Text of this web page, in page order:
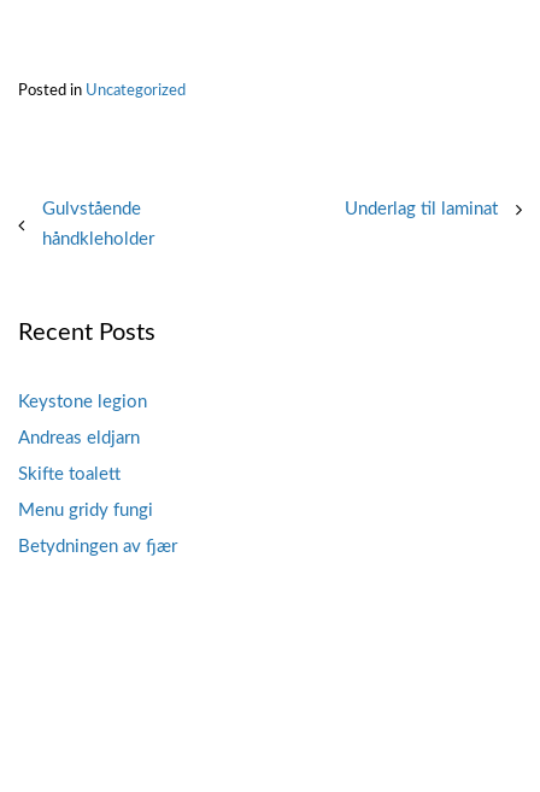
Posted in Uncategorized
Post
navigation
Gulvstående
håndkleholder
Underlag til laminat
Recent Posts
Keystone legion
Andreas eldjarn
Skifte toalett
Menu gridy fungi
Betydningen av fjær